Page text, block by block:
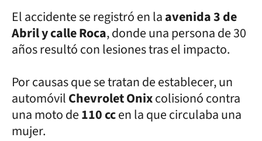
El accidente se registró en laavenida 3 de
Abril y calle Roca, donde una persona de 30
años resultó con lesiones tras el impacto.
Por causas que se tratan de establecer, un
automóvilChevrolet Onixcolisionó contra
una moto de110 ccen la que circulaba una
mujer.